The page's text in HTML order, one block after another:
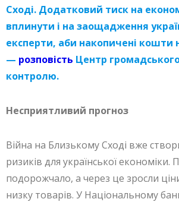
Сході. Додатковий тиск на
вплинути і на заощадження
експерти, аби накопичені кошти
— розповість Центр
контролю.
Несприятливий прогноз
Війна на Близькому Сході вже
ризиків для української економіки.
подорожчало, а через це зросли
низку товарів. У Національному